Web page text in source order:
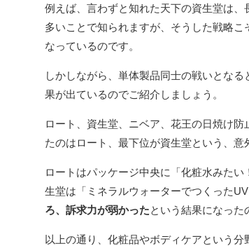
例えば、言わずと知れた天下の資生堂は
多いことで知られますが、そうした戦略
なっているのです。
しかしながら、単体製品同士の戦いとな
果が出ているのでご紹介しましょう。
ロート、資生堂、ニベア、花王の日焼け
たのはロート、最下位が資生堂という、意
ロートはパッケージ中央に「化粧水みた
生堂は「ミネラルウォーターでつくった
ろ、訴求力が弱かったという結果になった
以上の通り、化粧品やボディケアという